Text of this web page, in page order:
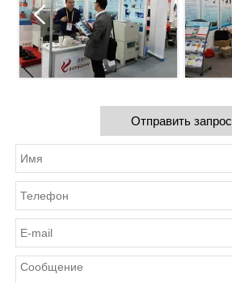
Отправить запрос